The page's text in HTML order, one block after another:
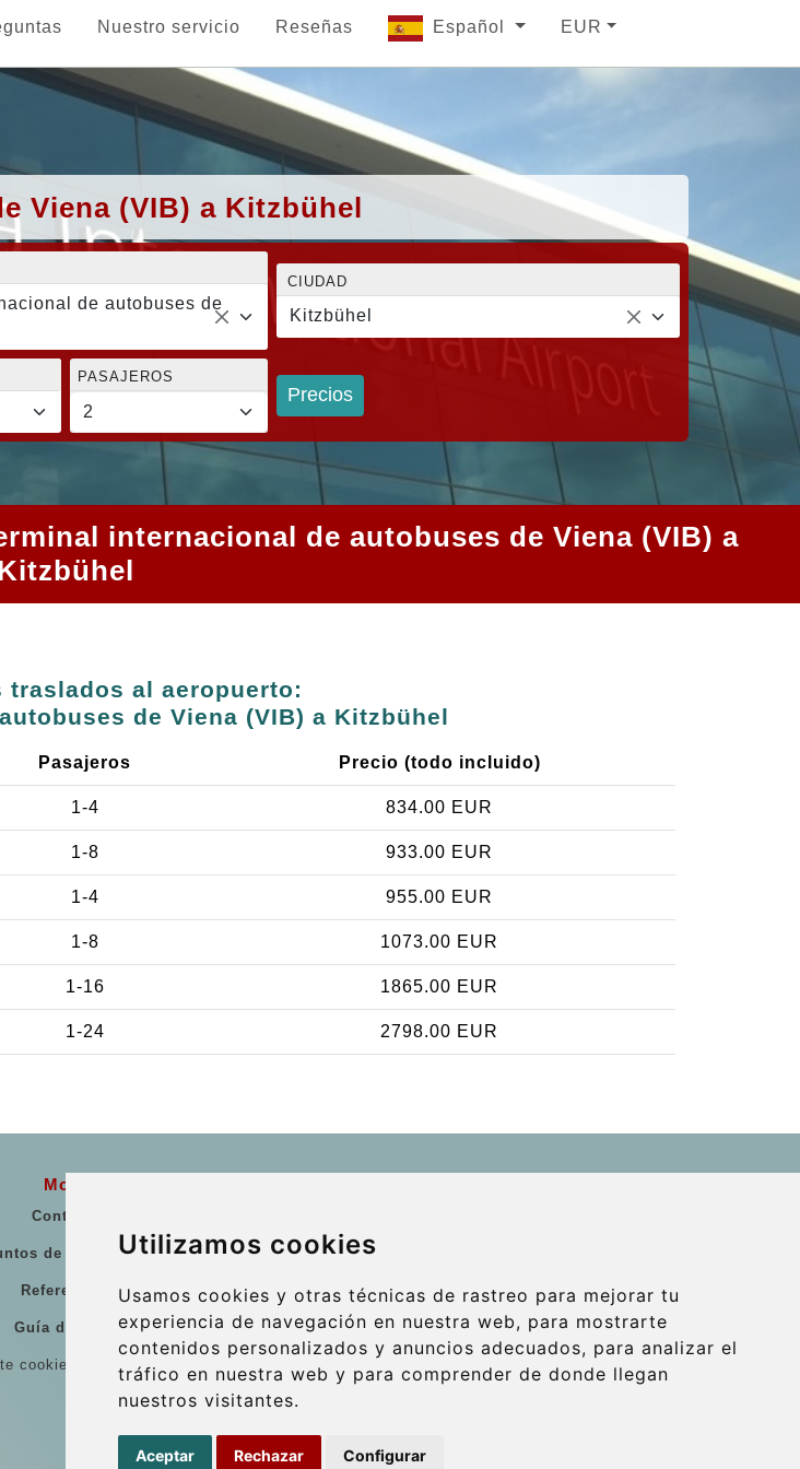
Utilizamos cookies
Usamos cookies y otras técnicas de rastreo para mejorar tu
experiencia de navegación en nuestra web, para mostrarte
contenidos personalizados y anuncios adecuados, para analizar el
tráfico en nuestra web y para comprender de donde llegan
nuestros visitantes.
Aceptar Rechazar Configurar
Nuestro servicio Reseñas Español EUR
Viena (VIB) a Kitzbühel
de autobuses de
CIUDAD
Kitzbühel
PASAJEROS
Precios
internacional de autobuses de Viena (VIB) a
traslados al aeropuerto:
de Viena (VIB) a Kitzbühel
Pasajeros Precio (todo incluido)
1-4 834.00 EUR
1-8 933.00 EUR
1-4 955.00 EUR
1-8 1073.00 EUR
1-16 1865.00 EUR
1-24 2798.00 EUR
More
Contacto
de Encuentro
Referencias
Guía de viaje
cookies preferences